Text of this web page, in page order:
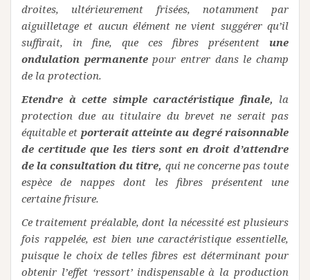
droites, ultérieurement frisées, notamment par
aiguilletage et aucun élément ne vient suggérer qu’il
suffirait, in fine, que ces fibres présentent une
ondulation permanentepour entrer dans le champ
de la protection.
Etendre à cette simple caractéristique finale, la
protection due au titulaire du brevet ne serait pas
équitable et porterait atteinte au degré raisonnable
de certitude que les tiers sont en droit d’attendre
de la consultation du titre, qui ne concerne pas toute
espèce de nappes dont les fibres présentent une
certaine frisure.
Ce traitement préalable, dont la nécessité est plusieurs
fois rappelée, est bien une caractéristique essentielle,
puisque le choix de telles fibres est déterminant pour
obtenir l’effet ‘ressort’ indispensable à la production